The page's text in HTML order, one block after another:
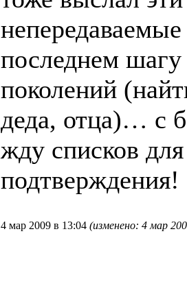
последнем
поколений
деда, отца)… с
жду списков
подтверждения!
4 мар 2009 в 13:04 (изменено: 4 мар